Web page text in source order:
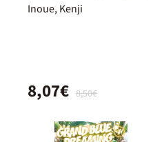
Inoue, Kenji
8,50€
8,07€